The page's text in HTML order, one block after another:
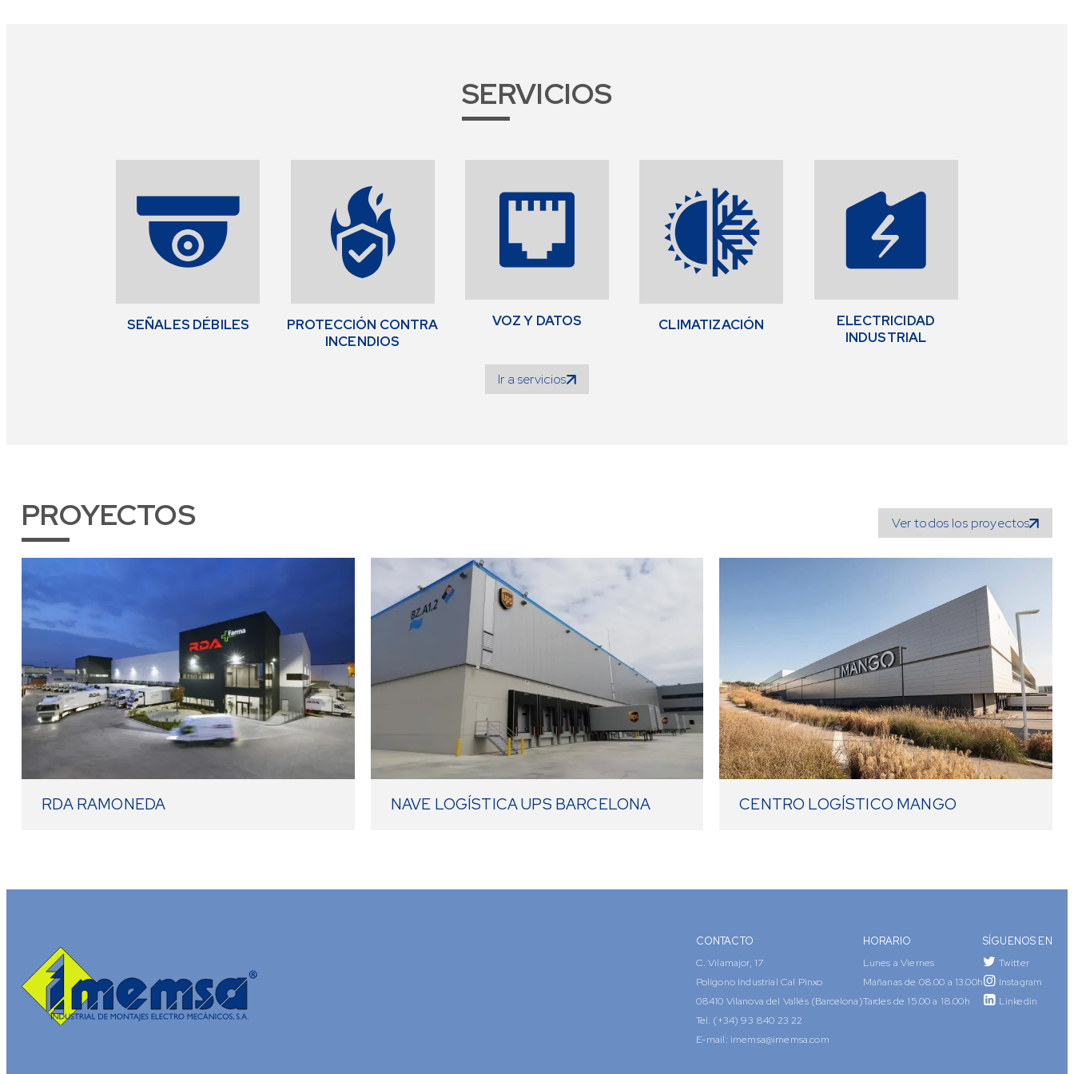
SERVICIOS
SEÑALES DÉBILES
PROTECCIÓN CONTRA
INCENDIOS
VOZ Y DATOS CLIMATIZACIÓN
ELECTRICIDAD
INDUSTRIAL
Ir a servicios
PROYECTOS Ver todos los proyectos
RDA RAMONEDA NAVE LOGÍSTICA UPS BARCELONA CENTRO LOGÍSTICO MANGO
CONTACTO
C. Vilamajor, 17
Polígono Industrial Cal Pinxo
08410 Vilanova del Vallés (Barcelona)
Tel. (+34) 93 840 23 22
E-mail: imemsa@imemsa.com
HORARIO
Lunes a Viernes
Mañanas de 08.00 a 13.00h
Tardes de 15.00 a 18.00h
SÍGUENOS EN
Twitter
Instagram
Linkedin